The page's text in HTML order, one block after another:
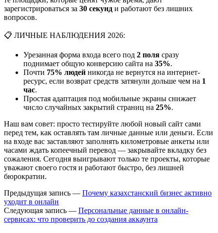
зарегистрироваться за 30 секунд и работают без лишних
вопросов.
📋 ЛИЧНЫЕ НАБЛЮДЕНИЯ 2026:
Урезанная форма входа всего под 2 поля сразу
поднимает общую конверсию сайта на 35%.
Почти 75% людей никогда не вернутся на интернет-
ресурс, если возврат средств затянули дольше чем на 1
час.
Простая адаптация под мобильные экраны снижает
число случайных закрытий страниц на 25%.
Наш вам совет: просто тестируйте любой новый сайт сами
перед тем, как оставлять там личные данные или деньги. Если
на входе вас заставляют заполнять километровые анкеты или
часами ждать копеечный перевод — закрывайте вкладку без
сожаления. Сегодня выигрывают только те проекты, которые
уважают своего гостя и работают быстро, без лишней
бюрократии.
Предыдущая запись — Почему казахстанский бизнес активно
уходит в онлайн
Следующая запись — Персональные данные в онлайн-
сервисах: что проверить до создания аккаунта